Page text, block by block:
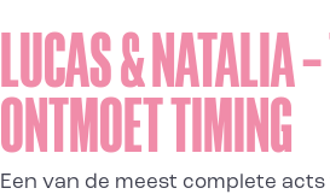
LUCAS & NATALIA
ONTMOET TIMING
Een van de meest complete